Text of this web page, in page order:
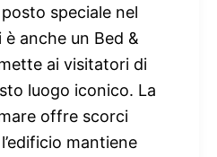
speciale nel
anche un Bed &
ai visitatori di
luogo iconico. La
offre scorci
mantiene